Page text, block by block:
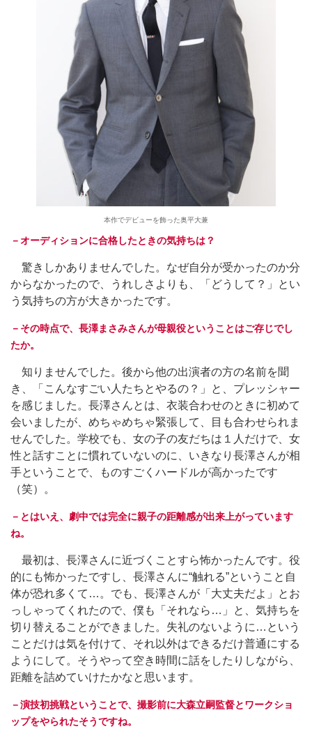
本作でデビューを飾った奥平大兼
－オーディションに合格したときの気持ちは？
驚きしかありませんでした。なぜ自分が受かったのか分
からなかったので、うれしさよりも、「どうして？」とい
う気持ちの方が大きかったです。
－その時点で、長澤まさみさんが母親役ということはご存じでし
たか。
知りませんでした。後から他の出演者の方の名前を聞
き、「こんなすごい人たちとやるの？」と、プレッシャー
を感じました。長澤さんとは、衣装合わせのときに初めて
会いましたが、めちゃめちゃ緊張して、目も合わせられま
せんでした。学校でも、女の子の友だちは１人だけで、女
性と話すことに慣れていないのに、いきなり長澤さんが相
手ということで、ものすごくハードルが高かったです
（笑）。
－とはいえ、劇中では完全に親子の距離感が出来上がっています
ね。
最初は、長澤さんに近づくことすら怖かったんです。役
的にも怖かったですし、長澤さんに“触れる”ということ自
体が恐れ多くて…。でも、長澤さんが「大丈夫だよ」とお
っしゃってくれたので、僕も「それなら…」と、気持ちを
切り替えることができました。失礼のないように…という
ことだけは気を付けて、それ以外はできるだけ普通にする
ようにして。そうやって空き時間に話をしたりしながら、
距離を詰めていけたかなと思います。
－演技初挑戦ということで、撮影前に大森立嗣監督とワークショ
ップをやられたそうですね。